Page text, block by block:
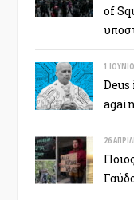
of
1
26